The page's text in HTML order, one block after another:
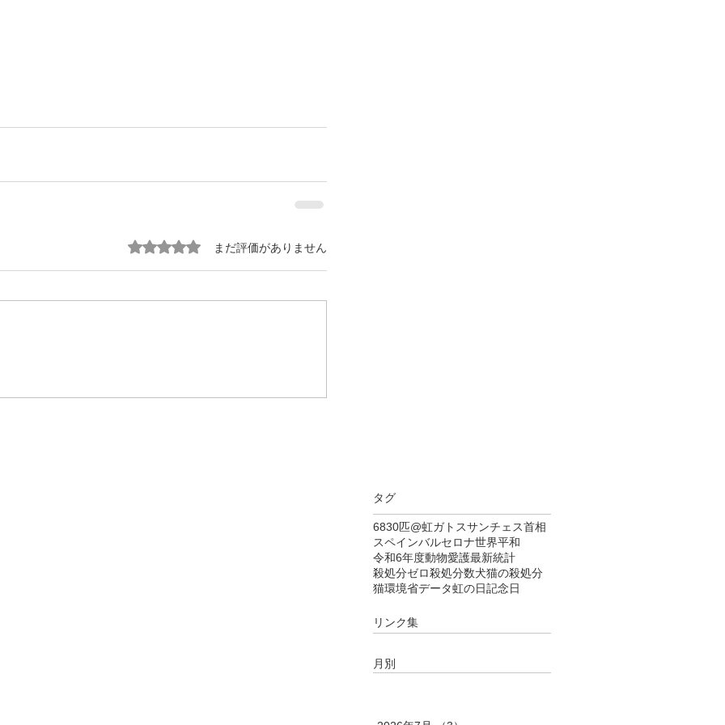
5つ星のうち0と評価されています。
まだ評価がありません
タグ
6830匹@虹ガトスサンチェス首相
スペインバルセロナ世界平和
令和6年度動物愛護最新統計
殺処分ゼロ殺処分数犬猫の殺処分
猫環境省データ虹の日記念日
リンク集
月別